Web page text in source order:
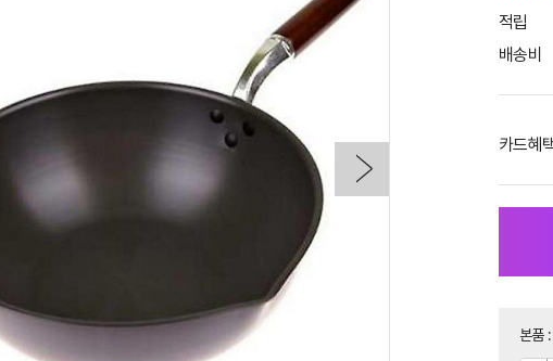
적립
배송비
카드혜
본품: